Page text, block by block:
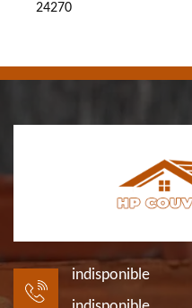
24270
indisponible